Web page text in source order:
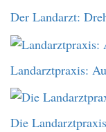
Der Landarzt:
Landarztpraxis:
Die